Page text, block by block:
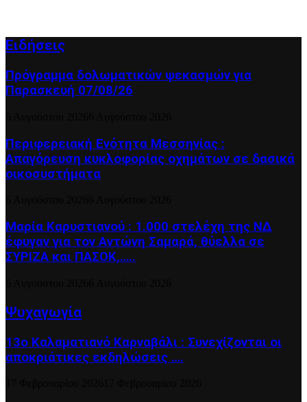
Ειδήσεις
Πρόγραμμα δολωματικών ψεκασμών για
Παρασκευή 07/08/26
Περιφερειακή Ενότητα Μεσσηνίας :
Απαγόρευση κυκλοφορίας οχημάτων σε δασικά
οικοσυστήματα
Μαρία Καρυστιανού : 1.000 στελέχη της ΝΔ
έφυγαν για τον Αντώνη Σαμαρά, θύελλα σε
ΣΥΡΙΖΑ και ΠΑΣΟΚ,…..
Ψυχαγωγία
13ο Καλαματιανό Καρναβάλι : Συνεχίζονται οι
αποκριάτικες εκδηλώσεις ….